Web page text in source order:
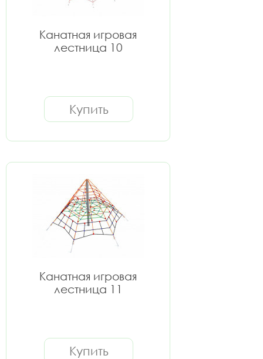
Канатная игровая
лестница 10
Купить
Канатная игровая
лестница 11
Купить